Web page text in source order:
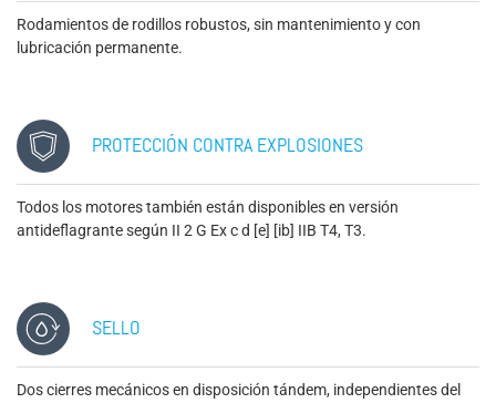
Rodamientos de rodillos robustos, sin mantenimiento y con
lubricación permanente.
PROTECCIÓN CONTRA EXPLOSIONES
Todos los motores también están disponibles en versión
antideflagrante según II 2 G Ex c d [e] [ib] IIB T4, T3.
SELLO
Dos cierres mecánicos en disposición tándem, independientes del